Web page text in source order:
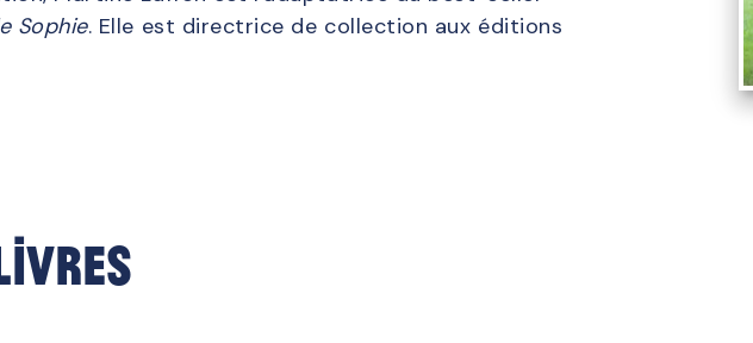
Sophie. Elle est directrice de collection aux éditions